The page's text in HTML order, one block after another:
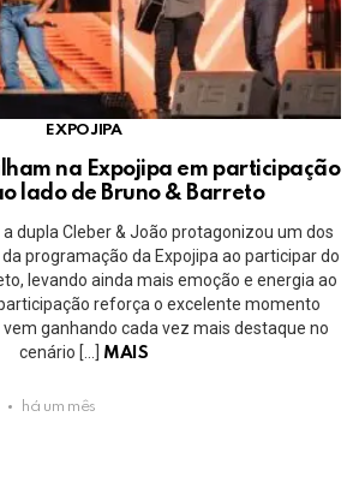
EXPOJIPA
na Expojipa em participação
lado de Bruno & Barreto
a dupla Cleber & João protagonizou um dos
programação da Expojipa ao participar do
levando ainda mais emoção e energia ao
reforça o excelente momento
ganhando cada vez mais destaque no
cenário […]
MAIS
há um mês